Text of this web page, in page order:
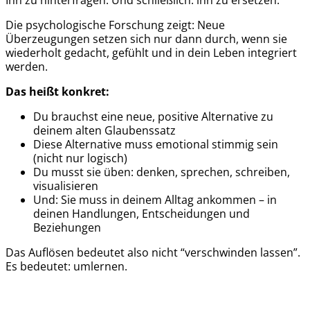
Die psychologische Forschung zeigt: Neue
Überzeugungen setzen sich nur dann durch, wenn sie
wiederholt gedacht, gefühlt und in dein Leben integriert
werden.
Das heißt konkret:
Du brauchst eine neue, positive Alternative zu
deinem alten Glaubenssatz
Diese Alternative muss emotional stimmig sein
(nicht nur logisch)
Du musst sie üben: denken, sprechen, schreiben,
visualisieren
Und: Sie muss in deinem Alltag ankommen – in
deinen Handlungen, Entscheidungen und
Beziehungen
Das Auflösen bedeutet also nicht “verschwinden lassen”.
Es bedeutet: umlernen.